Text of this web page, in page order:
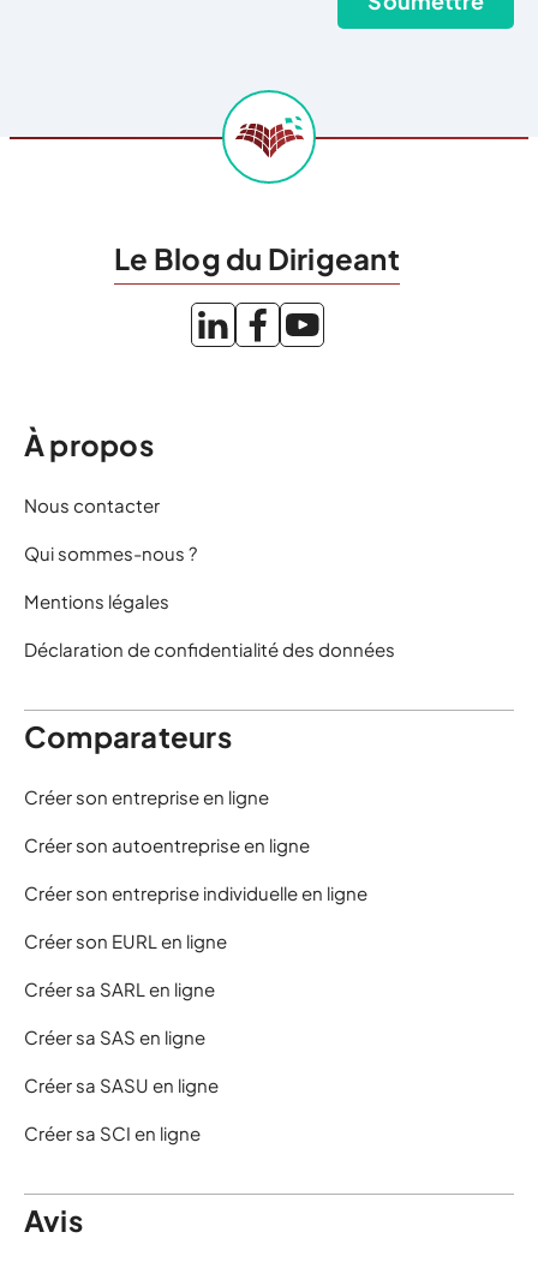
Le Blog du Dirigeant
À propos
Nous contacter
Qui sommes-nous ?
Mentions légales
Déclaration de confidentialité des données
Comparateurs
Créer son entreprise en ligne
Créer son autoentreprise en ligne
Créer son entreprise individuelle en ligne
Créer son EURL en ligne
Créer sa SARL en ligne
Créer sa SAS en ligne
Créer sa SASU en ligne
Créer sa SCI en ligne
Avis